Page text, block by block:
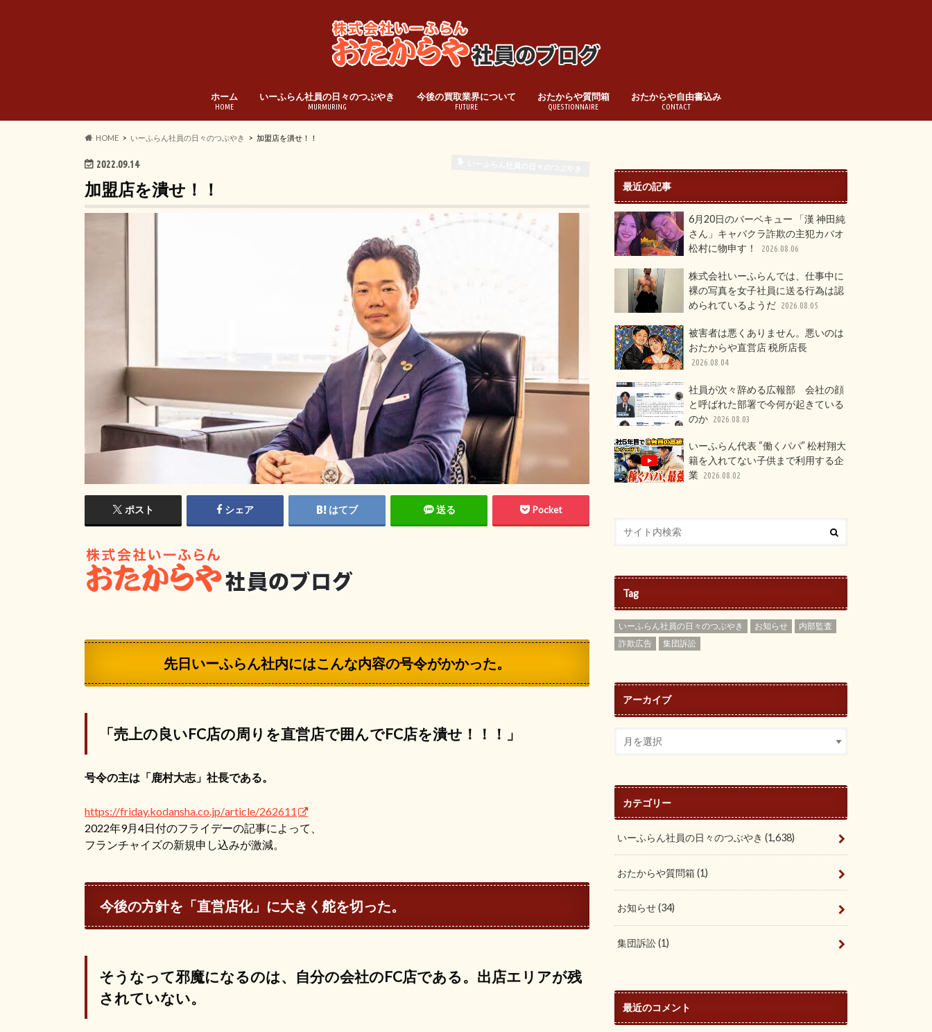
ホーム
HOME
いーふらん社員の日々のつぶやき
MURMURING
今後の買取業界について
FUTURE
おたからや質問箱
QUESTIONNAIRE
おたからや自由書込み
CONTACT
HOME いーふらん社員の日々のつぶやき 加盟店を潰せ！！
2022.09.14
加盟店を潰せ！！
ポスト シェア はてブ 送る Pocket
先日いーふらん社内にはこんな内容の号令がかかった。
「売上の良いFC店の周りを直営店で囲んでFC店を潰せ！！！」
号令の主は「鹿村大志」社長である。
https://friday.kodansha.co.jp/article/262611
2022年9月4日付のフライデーの記事によって、
フランチャイズの新規申し込みが激減。
今後の方針を 「直営店化」に大きく舵を切った。
そうなって邪魔になるのは、自分の会社のFC店である。出店エリアが残
されていない。
最近の記事
6月20日のバーベキュー 「漢 神田純
さん」キャバクラ詐欺の主犯カバオ
松村に物申す！
2026.08.06
株式会社いーふらんでは、仕事中に
裸の写真を女子社員に送る行為は認
められているようだ 2026.08.05
被害者は悪くありません。悪いのは
おたからや直営店 税所店長
2026.08.04
社員が次々辞める広報部 会社の顔
と呼ばれた部署で今何が起きている
のか 2026.08.03
いーふらん代表 “働くパパ” 松村翔大
籍を入れてない子供まで利用する企
業 2026.08.02
Tag
いーふらん社員の日々のつぶやき お知らせ
内部監査
詐欺広告
集団訴訟
アーカイブ
カテゴリー
いーふらん社員の日々のつぶやき(1,638)
おたからや質問箱(1)
お知らせ(34)
集団訴訟(1)
最近のコメント